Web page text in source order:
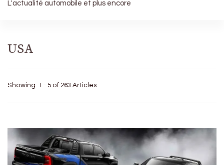
L'actualité automobile et plus encore
USA
Showing: 1 - 5 of 263 Articles